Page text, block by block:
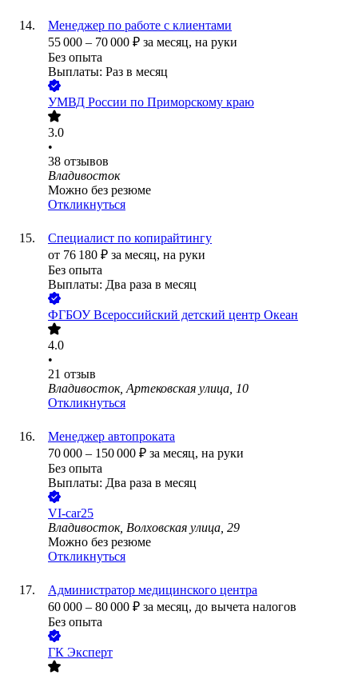
Менеджер по работе с клиентами
55 000 – 70 000 ₽ за месяц, на руки
Без опыта
Выплаты: Раз в месяц
УМВД России по Приморскому краю
3.0
•
38 отзывов
Владивосток
Можно без резюме
Откликнуться
Специалист по копирайтингу
от 76 180 ₽ за месяц, на руки
Без опыта
Выплаты: Два раза в месяц
ФГБОУ Всероссийский детский центр Океан
4.0
•
21 отзыв
Владивосток, Артековская улица, 10
Откликнуться
Менеджер автопроката
70 000 – 150 000 ₽ за месяц, на руки
Без опыта
Выплаты: Два раза в месяц
VI-car25
Владивосток, Волховская улица, 29
Можно без резюме
Откликнуться
Администратор медицинского центра
60 000 – 80 000 ₽ за месяц, до вычета налогов
Без опыта
ГК Эксперт